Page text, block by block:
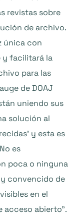
revistas sobre
de archivo.
única con
y facilitará la
para las
de DOAJ
uniendo sus
solución al
y esta es
es
poca o ninguna
convencido de
en el
acceso abierto”.